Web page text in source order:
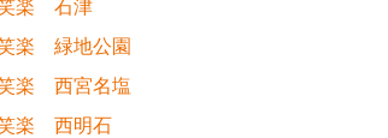
楽 石津
楽 緑地公園
楽 西宮名塩
楽 西明石